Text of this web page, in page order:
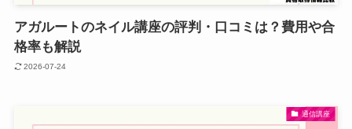
アガルートのネイル講座の評判・口コミは？費用や合
格率も解説
2026-07-24
通信講座